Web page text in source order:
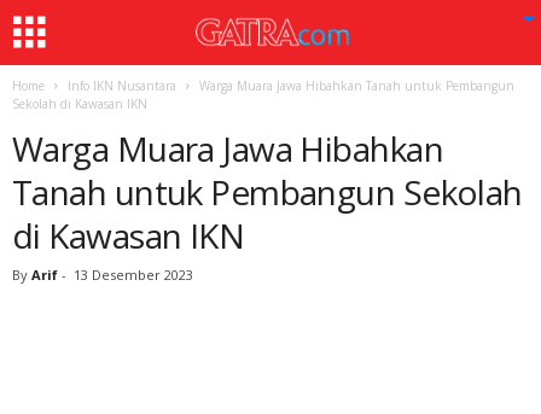
Home Info IKN Nusantara
Warga Muara Jawa Hibahkan Tanah untuk Pembangun
Sekolah di Kawasan IKN
Warga Muara Jawa Hibahkan
Tanah untuk Pembangun Sekolah
di Kawasan IKN
By Arif - 13 Desember 2023